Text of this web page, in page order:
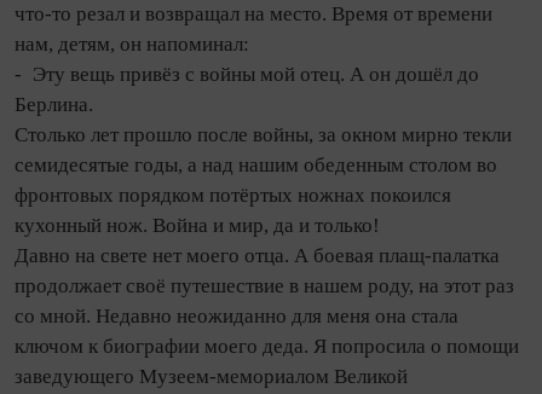
что‑то резал и возвращал на место. Время от времени
нам, детям, он напоминал:
- Эту вещь привёз с войны мой отец. А он дошёл до
Берлина.
Столько лет прошло после войны, за окном мирно текли
семидесятые годы, а над нашим обеденным столом во
фронтовых порядком потёртых ножнах покоился
кухонный нож. Война и мир, да и только!
Давно на свете нет моего отца. А боевая плащ‑па­латка
продолжает своё путешествие в нашем роду, на этот раз
со мной. Недавно неожиданно для меня она стала
ключом к биографии моего деда. Я попросила о помощи
заведующего Музеем‑мемориалом Великой